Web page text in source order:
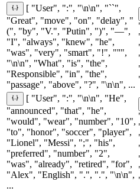
[ "User", ":", "\n\n", "``",
"Great", "move", "on", "delay", "
(", "by", "V.", "Putin", ")", "—",
"I", "always", "knew", "he",
"was", "very", "smart", "!", "''",
"\n\n", "What", "is", "the",
"Responsible", "in", "the",
"passage", "above", "?", "\n\n", ...
[ "User", ":", "\n\n", "He",
"announced", "that", "he",
"would", "wear", "number", "10",
"to", "honor", "soccer", "player",
"Lionel", "Messi", ";", "his",
"preferred", "number", "2",
"was", "already", "retired", "for",
"Alex", "English", ".", ".", "\n\n",
...